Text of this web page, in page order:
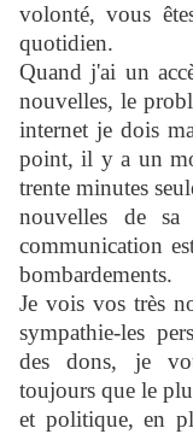
volonté, vous
quotidien.
Quand j'ai un
nouvelles, le
internet je dois
point, il y a un
trente minutes
nouvelles de
communication
bombardements.
Je vois vos très
sympathie-les
des dons, je
toujours que le
et politique, en